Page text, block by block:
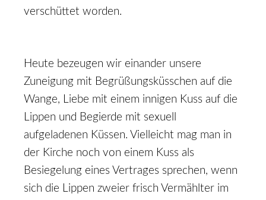
verschüttet worden.
Heute bezeugen wir einander unsere
Zuneigung mit Begrüßungsküsschen auf die
Wange, Liebe mit einem innigen Kuss auf die
Lippen und Begierde mit sexuell
aufgeladenen Küssen. Vielleicht mag man in
der Kirche noch von einem Kuss als
Besiegelung eines Vertrages sprechen, wenn
sich die Lippen zweier frisch Vermählter im